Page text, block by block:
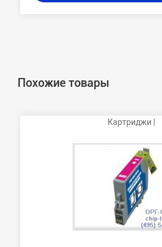
Похожие товары
Картриджи |